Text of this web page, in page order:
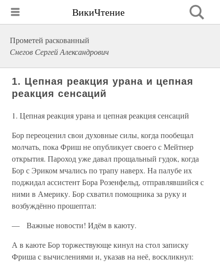
ВикиЧтение
Прометей раскованный
Снегов Сергей Александрович
1. Цепная реакция урана и цепная
реакция сенсаций
1. Цепная реакция урана и цепная реакция сенсаций
Бор переоценил свои духовные силы, когда пообещал
молчать, пока Фриш не опубликует своего с Мейтнер
открытия. Пароход уже давал прощальный гудок, когда
Бор с Эриком мчались по трапу наверх. На палубе их
поджидал ассистент Бора Розенфельд, отправлявшийся с
ними в Америку. Бор схватил помощника за руку и
возбуждённо прошептал:
— Важные новости! Идём в каюту.
А в каюте Бор торжествующе кинул на стол записку
Фриша с вычислениями и, указав на неё, воскликнул: